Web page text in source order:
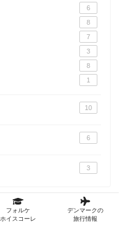
6
8
7
3
8
1
10
6
3
フォルケ
ホイスコーレ
デンマークの
旅行情報